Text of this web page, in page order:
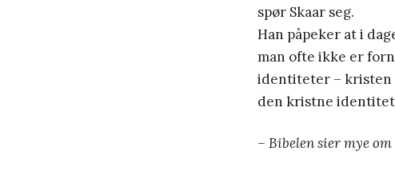
spør Skaar seg.
Han påpeker at i
man ofte ikke er
identiteter – kristen
den kristne
– Bibelen sier mye